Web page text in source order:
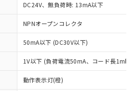
DC24V、無負荷時: 13mA以下
NPNオープンコレクタ
50mA以下 (DC30V以下)
1V以下 (負荷電流50mA、コード長1m時)
動作表示灯(橙)